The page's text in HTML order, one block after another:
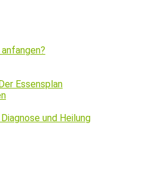
Essensplan
und Heilung